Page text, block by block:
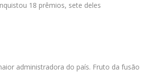
18 prêmios, sete deles
administradora do país. Fruto da fusão